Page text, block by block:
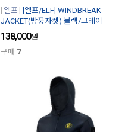
엘프
[엘프/ELF] WINDBREAK
JACKET(방풍자켓) 블랙/그레이
138,000원
구매 7